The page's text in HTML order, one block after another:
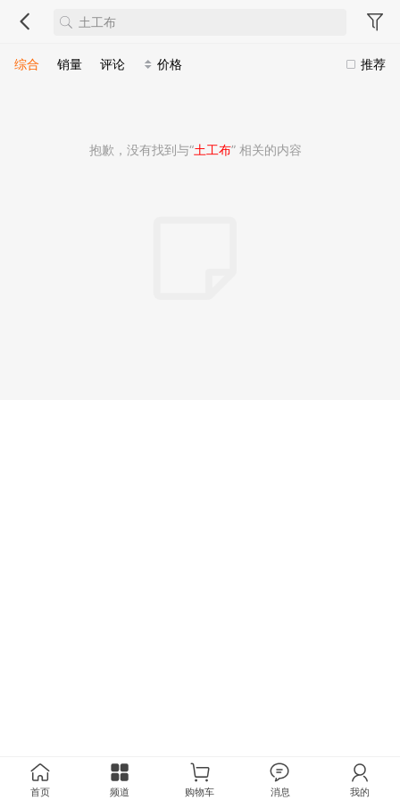
推荐
综合 销量 评论 价格
抱歉，没有找到与“土工布” 相关的内容
首页 频道 购物车 消息 我的